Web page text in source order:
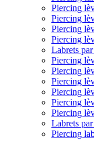
Piercing
Piercing
Piercing
Piercing
Labrets
Piercing
Piercing
Piercing
Piercing
Piercing
Piercing
Labrets
Piercing